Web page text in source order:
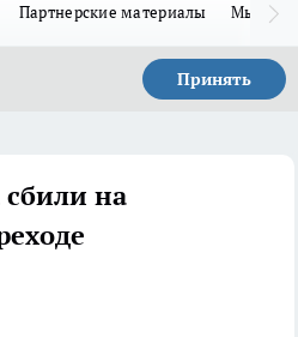
Партнерские материалы Мы в
Принять
сбили на